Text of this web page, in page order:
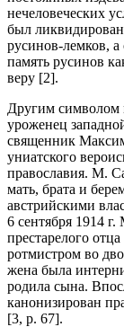
нечеловеческих
был
русинов-лемков,
память русинов
веру [2].
Другим символом
уроженец
священник
униатского
православия. М.
мать, брата и
австрийскими
6 сентября 1914 г.
престарелого
ротмистром во
жена была
родила сына.
канонизирован
[3, p. 67].